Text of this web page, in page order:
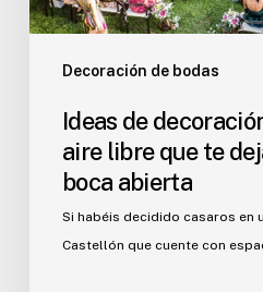
Decoración de bodas
te
dejarán
boca
abierta
Ideas de
aire libre que te
boca abierta
Si habéis decidido casaros en
Castellón que cuente con